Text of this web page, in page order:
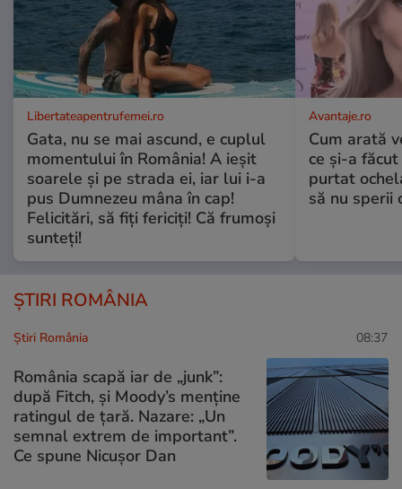
Libertateapentrufemei.ro
Gata, nu se mai ascund, e cuplul
momentului în România! A ieșit
soarele și pe strada ei, iar lui i-a
pus Dumnezeu mâna în cap!
Felicitări, să fiți fericiți! Că frumoși
sunteți!
Avantaje.ro
Cum arată
ce și-a
purtat
să nu sperii
ȘTIRI ROMÂNIA
Știri România 08:37
România scapă iar de „junk”:
după Fitch, și Moody’s menține
ratingul de țară. Nazare: „Un
semnal extrem de important”.
Ce spune Nicușor Dan